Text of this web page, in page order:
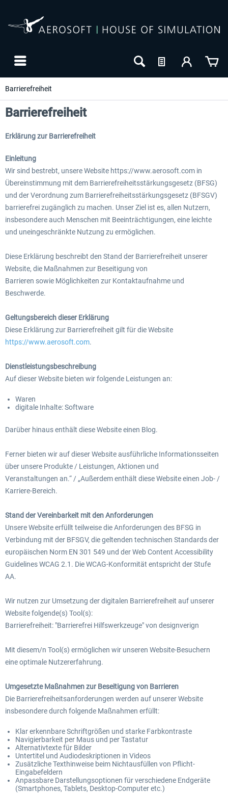
Barrierefreiheit
24h FREE
EmergencyDispatcherPro - 24h Free
Trial
Barrierefreiheit
Erklärung zur Barrierefreiheit
Einleitung
Wir sind bestrebt, unsere Website https://www.aerosoft.com in
Übereinstimmung mit dem Barrierefreiheitsstärkungsgesetz (BFSG)
und der Verordnung zum Barrierefreiheitsstärkungsgesetz (BFSGV)
barrierefrei zugänglich zu machen. Unser Ziel ist es, allen Nutzern,
insbesondere auch Menschen mit Beeinträchtigungen, eine leichte
und uneingeschränkte Nutzung zu ermöglichen.
Diese Erklärung beschreibt den Stand der Barrierefreiheit unserer
Website, die Maßnahmen zur Beseitigung von
Barrieren sowie Möglichkeiten zur Kontaktaufnahme und
Beschwerde.
Geltungsbereich dieser Erklärung
Diese Erklärung zur Barrierefreiheit gilt für die Website
https://www.aerosoft.com.
Dienstleistungsbeschreibung
Auf dieser Website bieten wir folgende Leistungen an:
Waren
digitale Inhalte: Software
Darüber hinaus enthält diese Website einen Blog.
Ferner bieten wir auf dieser Website ausführliche Informationsseiten
über unsere Produkte / Leistungen, Aktionen und
Veranstaltungen an.“ / „Außerdem enthält diese Website einen Job- /
Karriere-Bereich.
Stand der Vereinbarkeit mit den Anforderungen
Unsere Website erfüllt teilweise die Anforderungen des BFSG in
Verbindung mit der BFSGV, die geltenden technischen Standards der
europäischen Norm EN 301 549 und der Web Content Accessibility
Guidelines WCAG 2.1. Die WCAG-Konformität entspricht der Stufe
AA.
Wir nutzen zur Umsetzung der digitalen Barrierefreiheit auf unserer
Website folgende(s) Tool(s):
Barrierefreiheit: "Barrierefrei Hilfswerkzeuge" von designverign
Mit diesem/n Tool(s) ermöglichen wir unseren Website-Besuchern
eine optimale Nutzererfahrung.
Umgesetzte Maßnahmen zur Beseitigung von Barrieren
Die Barrierefreiheitsanforderungen werden auf unserer Website
insbesondere durch folgende Maßnahmen erfüllt:
Klar erkennbare Schriftgrößen und starke Farbkontraste
Navigierbarkeit per Maus und per Tastatur
Alternativtexte für Bilder
Untertitel und Audiodeskriptionen in Videos
Zusätzliche Texthinweise beim Nichtausfüllen von Pflicht-
Eingabefeldern
Anpassbare Darstellungsoptionen für verschiedene Endgeräte
(Smartphones, Tablets, Desktop-Computer etc.)